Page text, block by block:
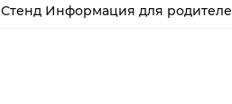
Стенд Информация для